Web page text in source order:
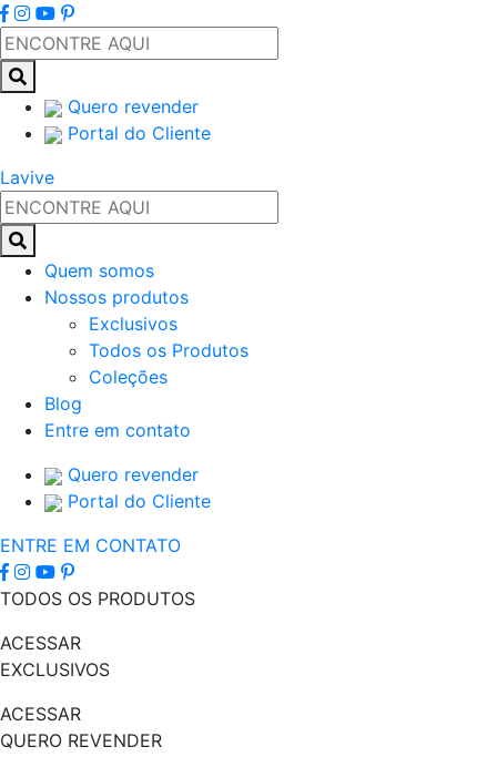
Quero revender
Portal do Cliente
Lavive
Quem somos
Nossos produtos
Exclusivos
Todos os Produtos
Coleções
Blog
Entre em contato
Quero revender
Portal do Cliente
ENTRE EM CONTATO
TODOS OS PRODUTOS
ACESSAR
EXCLUSIVOS
ACESSAR
QUERO REVENDER